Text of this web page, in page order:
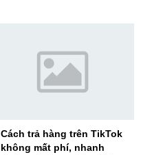
Cách trả hàng trên TikTok
không mất phí, nhanh